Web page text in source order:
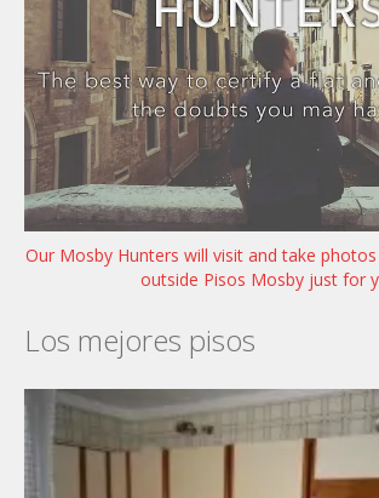
Our Mosby Hunters will visit and take
outside Pisos Mosby just for
Los mejores pisos